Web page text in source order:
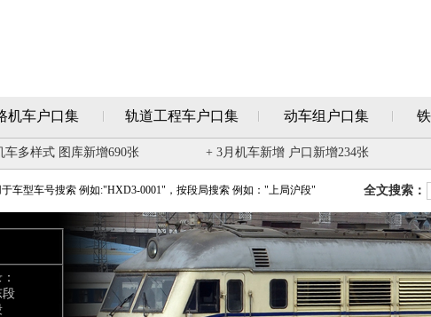
机车户口集 轨道工程车户口集 动车组户口集
车多样式 图库新增690张 + 3月机车新增 户口新增234张
车型车号搜索 例如:"HXD3-0001"，按段局搜索 例如："上局沪段" 全文搜索：
段